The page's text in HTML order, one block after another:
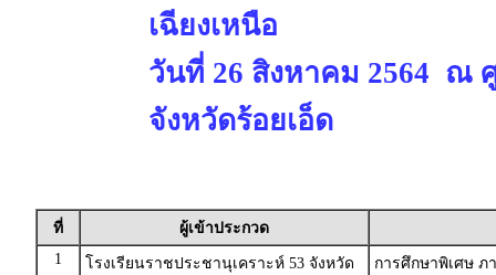
เฉียงเหนือ
วันที่ 26 สิงหาคม 2564 ณ
จังหวัดร้อยเอ็ด
ที่
ผู้เข้าประกวด
1
โรงเรียนราชประชานุเคราะห์ 53 จังหวัด
การศึกษาพิเศษ ภ